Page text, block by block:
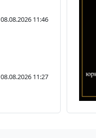
08.08.2026 11:46
08.08.2026 11:27